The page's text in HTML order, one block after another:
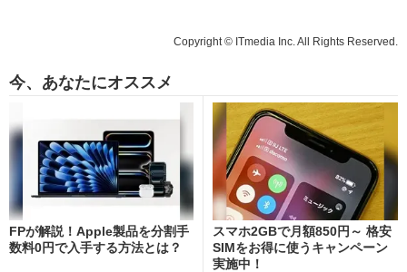
Copyright © ITmedia Inc. All Rights Reserved.
今、あなたにオススメ
FPが解説！Apple製品を分割手
数料0円で入手する方法とは？
スマホ2GBで月額850円～ 格安
SIMをお得に使うキャンペーン
実施中！